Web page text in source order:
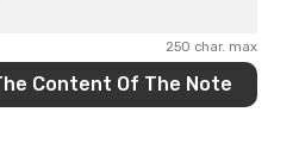
250 char. max
Content Of The Note